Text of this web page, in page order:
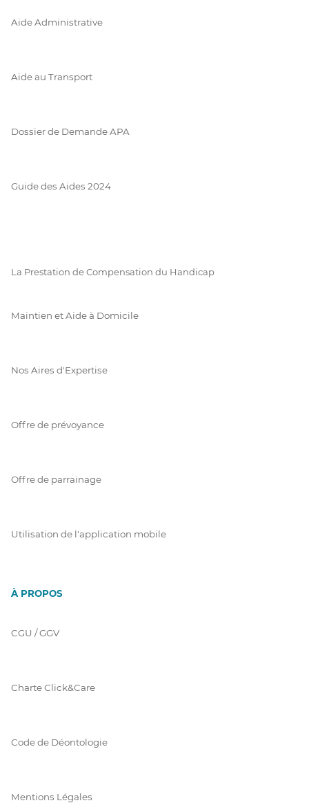
Aide Administrative
Aide au Transport
Dossier de Demande APA
Guide des Aides 2024
La Prestation de Compensation du Handicap
Maintien et Aide à Domicile
Nos Aires d'Expertise
Offre de prévoyance
Offre de parrainage
Utilisation de l'application mobile
À PROPOS
CGU / GGV
Charte Click&Care
Code de Déontologie
Mentions Légales